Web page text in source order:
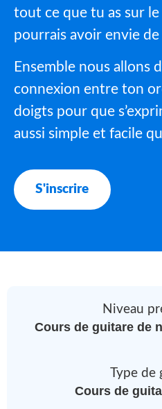
tout ce que tu as sur
pourrais avoir envie
Ensemble nous allons
connexion entre ton
doigts pour que
aussi simple et facile
S'inscrire
Niveau
Cours de guitare de
Type de
Cours de